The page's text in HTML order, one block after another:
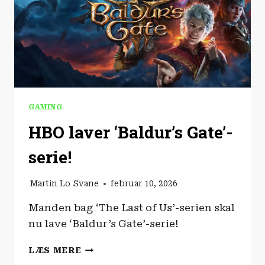
GAMING
HBO laver ‘Baldur’s Gate’-
serie!
Martin Lo Svane februar 10, 2026
Manden bag ‘The Last of Us’-serien skal
nu lave ‘Baldur’s Gate’-serie!
LÆS MERE HBO